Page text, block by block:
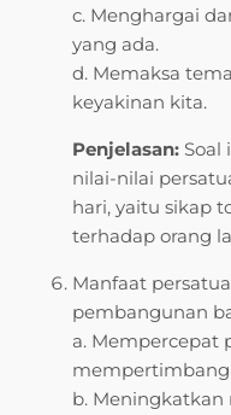
c. Menghargai
yang ada.
d. Memaksa
keyakinan kita.
Penjelasan: Soal
nilai-nilai
hari, yaitu sikap
terhadap orang
Manfaat
pembangunan
a. Mempercepat
b. Meningkatkan